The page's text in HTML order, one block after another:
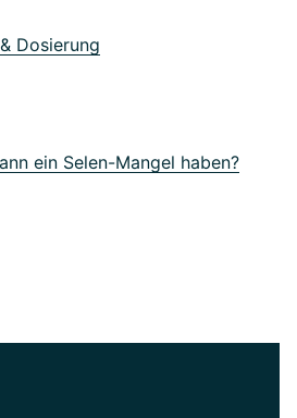
Dosierung
ein Selen-Mangel haben?